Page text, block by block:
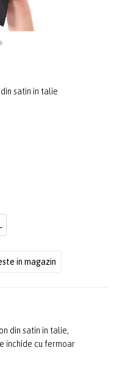
satin in talie
in magazin
din satin in talie,
inchide cu fermoar